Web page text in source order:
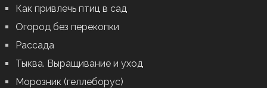
Как привлечь птиц в сад
Огород без перекопки
Рассада
Тыква. Выращивание и уход
Морозник (геллеборус)